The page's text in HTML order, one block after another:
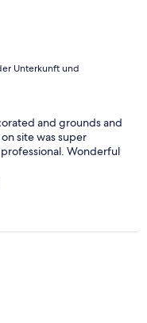
Unterkunft und
and grounds and
site was super
Wonderful